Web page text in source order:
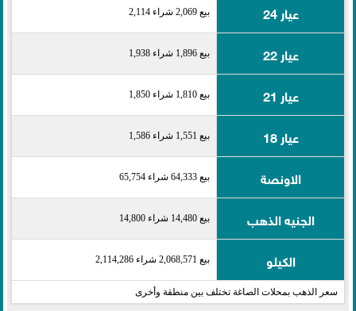
عيار 24
بيع 2,069 شراء 2,114
عيار 22 بيع 1,896 شراء 1,938
عيار 21 بيع 1,810 شراء 1,850
عيار 18 بيع 1,551 شراء 1,586
الاونصة بيع 64,333 شراء 65,754
الجنيه الذهب بيع 14,480 شراء 14,800
الكيلو بيع 2,068,571 شراء 2,114,286
سعر الذهب بمحلات الصاغة تختلف بين منطقة وأخرى